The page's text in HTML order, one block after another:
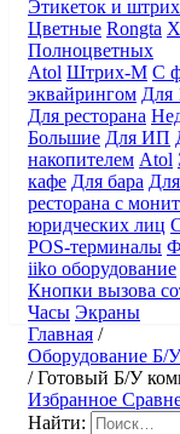
Этикеток и
Цветные Rongta
Полноцветных
Atol Штрих-М С
эквайрингом Для
Для ресторана
Большие Для ИП
накопителем Atol
кафе Для бара
ресторана с
юридческих лиц
POS-терминалы
iiko оборудование
Кнопки вызова
Часы Экраны
Главная /
Оборудование Б/У
/Готовый Б/У
Избранное
Найти: